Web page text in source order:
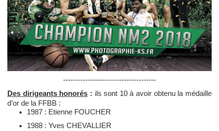
--------------------------------------
Des dirigeants honorés : ils sont 10 à avoir obtenu la médaille
d’or de la FFBB :
1987 : Etienne FOUCHER
1988 : Yves CHEVALLIER